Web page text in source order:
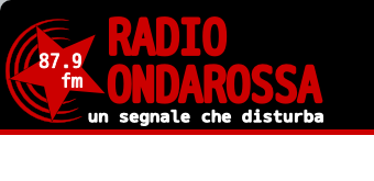
Salta
contenuto
principale